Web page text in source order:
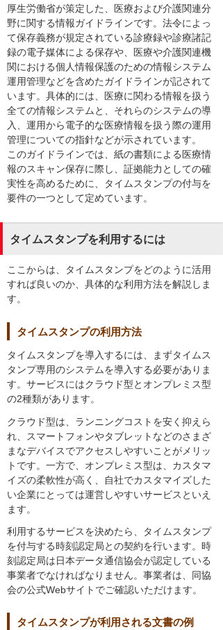
厚生労働省が策定した、医療および介護関連分
野に関する情報ガイドラインです。法令によっ
て保存義務が規定されている診療録や診療諸記
録の電子媒体による保存や、医療や介護関連機
関における個人情報保護のための情報システム
運用管理などを含めたガイドラインが記されて
います。具体的には、医療に関わる情報を扱う
全ての情報システムと、それらのシステムの導
入、運用から電子的な医療情報を扱う際の運用
管理についての指針などが示されています。
このガイドラインでは、紙の書類による医療情
報のスキャン保存に際し、証拠能力としての確
実性を高めるために、タイムスタンプの付与を
要件の一つとして定めています。
タイムスタンプを利用するには
ここからは、タイムスタンプをどのように活用
すれば良いのか、具体的な利用方法を解説しま
す。
タイムスタンプの利用方法
タイムスタンプを導入するには、まずタイムス
タンプ専用のシステムを導入する必要がありま
す。サービスにはクラウド型とオンプレミス型
の2種類があります。
クラウド型は、ランニングコストを安く抑えら
れ、スマートフォンやタブレットなどのさまざ
まなデバイスでアクセスしやすいことがメリッ
トです。一方で、オンプレミス型は、カスタマ
イズの柔軟性が高く、自社でカスタマイズした
い企業にとっては運営しやすいサービスといえ
ます。
利用するサービスを決めたら、タイムスタンプ
を付与する時刻認定局との契約を行います。時
刻認定局は日本データ通信協会が認定している
事業者でなければなりません。事業者は、同協
会の公式Webサイトでご確認いただけます。
タイムスタンプが利用される文書の例